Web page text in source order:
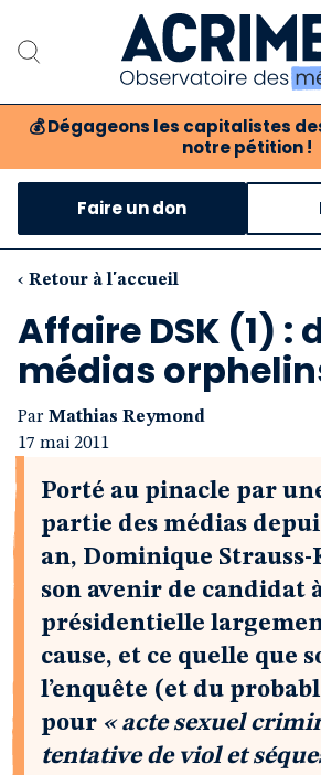
💰 Dégageons les capitalistes
notre pétition !
Notre association
Notre critique des
Nos propositions
Notre revue
Boutique
Faire un don
‹ Retour à l'accueil
Affaire DSK (1) :
médias
Par Mathias Reymond
17 mai 2011
Porté au pinacle par
partie des médias
an, Dominique
son avenir de candidat
présidentielle
cause, et ce quelle que
l’enquête (et du
pour « acte sexuel
tentative de viol et